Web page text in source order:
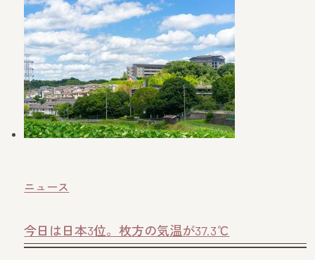
ニュース
今日は日本3位。枚方の気温が37.3℃